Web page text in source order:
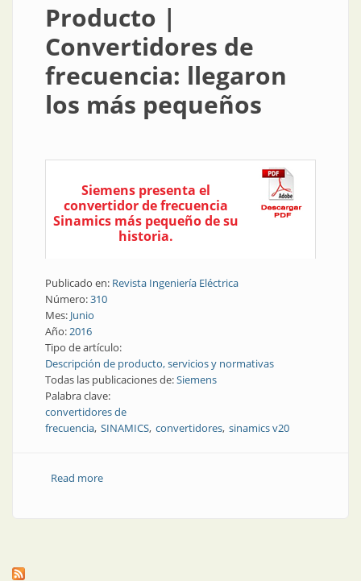
Producto |
Convertidores de
frecuencia: llegaron
los más pequeños
Siemens presenta el
convertidor de frecuencia
Sinamics más pequeño de su
historia.
Publicado en: Revista Ingeniería Eléctrica
Número:310
Mes: Junio
Año:2016
Tipo de artículo:
Descripción de producto, servicios y normativas
Todas las publicaciones de:Siemens
Palabra clave:
convertidores de
frecuencia SINAMICS convertidores sinamics v20
Read moreabout Producto | Convertidores de frecuencia: